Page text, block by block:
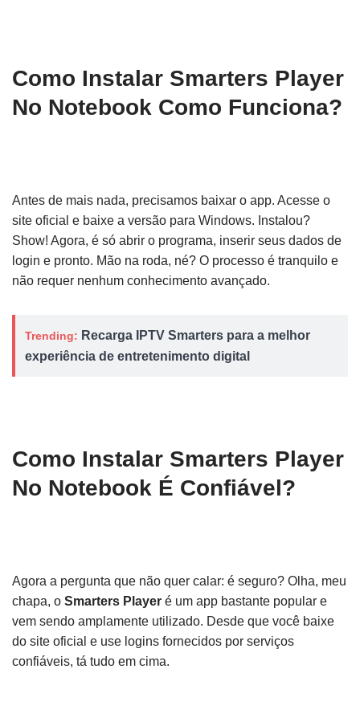
Como Instalar Smarters Player
No Notebook Como Funciona?
Antes de mais nada, precisamos baixar o app. Acesse o
site oficial e baixe a versão para Windows. Instalou?
Show! Agora, é só abrir o programa, inserir seus dados de
login e pronto. Mão na roda, né? O processo é tranquilo e
não requer nenhum conhecimento avançado.
Trending: Recarga IPTV Smarters para a melhor
experiência de entretenimento digital
Como Instalar Smarters Player
No Notebook É Confiável?
Agora a pergunta que não quer calar: é seguro? Olha, meu
chapa, o Smarters Player é um app bastante popular e
vem sendo amplamente utilizado. Desde que você baixe
do site oficial e use logins fornecidos por serviços
confiáveis, tá tudo em cima.